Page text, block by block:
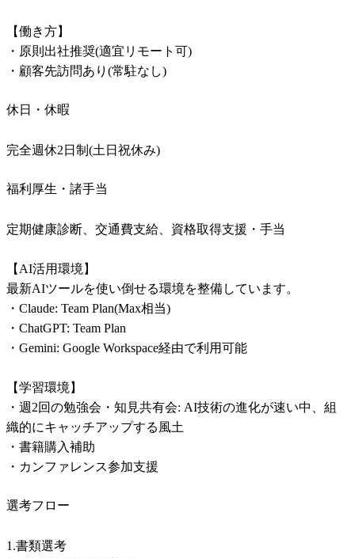
【働き方】
・原則出社推奨(適宜リモート可)
・顧客先訪問あり(常駐なし)
休日・休暇
完全週休2日制(土日祝休み)
福利厚生・諸手当
定期健康診断、交通費支給、資格取得支援・手当
【AI活用環境】
最新AIツールを使い倒せる環境を整備しています。
・Claude: Team Plan(Max相当)
・ChatGPT: Team Plan
・Gemini: Google Workspace経由で利用可能
【学習環境】
・週2回の勉強会・知見共有会: AI技術の進化が速い中、組
織的にキャッチアップする風土
・書籍購入補助
・カンファレンス参加支援
選考フロー
1.書類選考